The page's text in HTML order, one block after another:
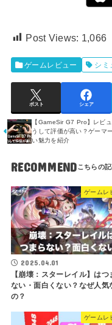
Post Views: 1,066
ゲームレビュー シミ
ポスト シェア
【GameSir G7 Pro】レビ
うして評価が高い？ゲーマ
い魅力を紹介
RECOMMEND
ゲームレ
2025.04.01
【崩壊：スターレイル】はつ
ない・面白くない？なぜ人気
の？
ゲームレ